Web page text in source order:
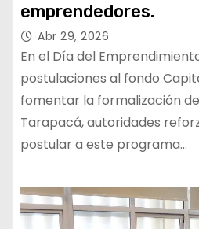
emprendedores.
Abr 29, 2026
En el Día del
postulaciones al fondo
fomentar la formalización de
Tarapacá, autoridades
postular a este programa…